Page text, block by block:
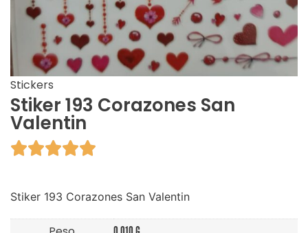
Stickers
Stiker 193 Corazones San
Valentin

Stiker 193 Corazones San Valentin